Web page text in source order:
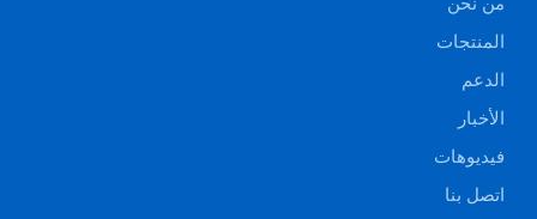
المنتجات
الدعم
الأخبار
فيديوهات
اتصل بنا